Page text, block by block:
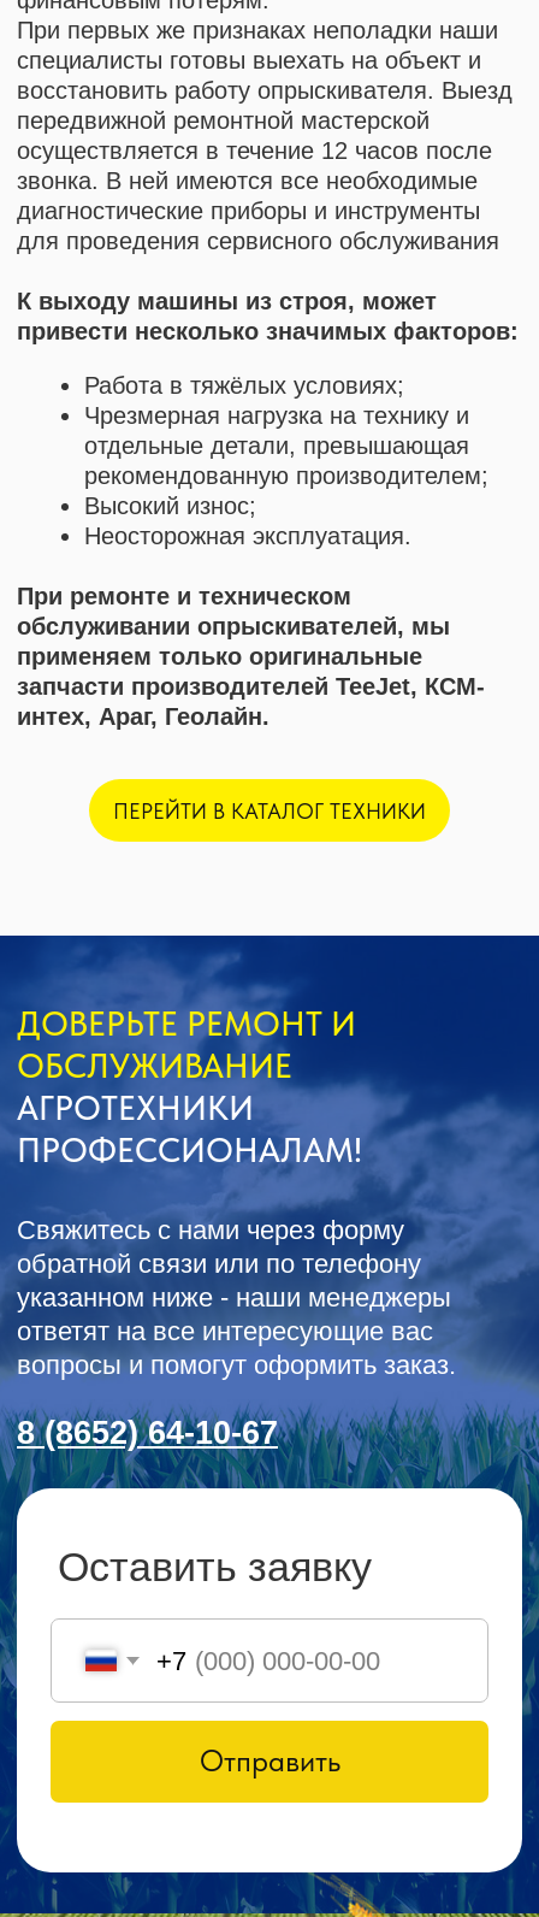
ПЕРЕЙТИ В КАТАЛОГ ТЕХНИКИ
КОНТАКТЫ И АДРЕС
Подбор и обслуживание
сельхозтехники для Вас
355035 г. Ставрополь, ул 4-ая
Промышленная,д 4 (2 этаж)
ОГРН1152651008366
КАТАЛОГ
Автомобильные перегрузчики
Агронавигаторы
Бортовые компьютеры
Бункеры-перегрузчики
Подруливающие устройства
Почвообрабатывающая техника
Сеялки